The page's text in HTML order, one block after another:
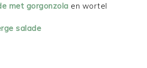
met gorgonzola en wortel
salade